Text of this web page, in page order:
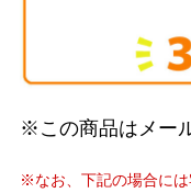
※この商品はメー
※なお、下記の場合に